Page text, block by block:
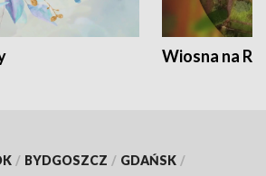
Wiosna na
/ BYDGOSZCZ / GDAŃSK /